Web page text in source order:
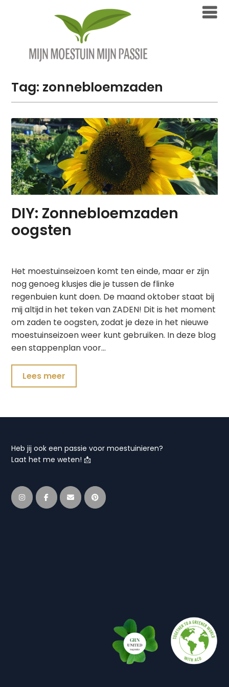
Tag: zonnebloemzaden
DIY: Zonnebloemzaden
oogsten
Het moestuinseizoen komt ten einde, maar er zijn
nog genoeg klusjes die je tussen de flinke
regenbuien kunt doen. De maand oktober staat bij
mij altijd in het teken van ZADEN! Dit is het moment
om zaden te oogsten, zodat je deze in het nieuwe
moestuinseizoen weer kunt gebruiken. In deze blog
een stappenplan voor…
Lees meer
Heb jij ook een passie voor moestuinieren?
Laat het me weten! 📩